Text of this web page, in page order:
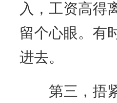
入，工资高得
留个心眼。有
进去。
第三，捂紧